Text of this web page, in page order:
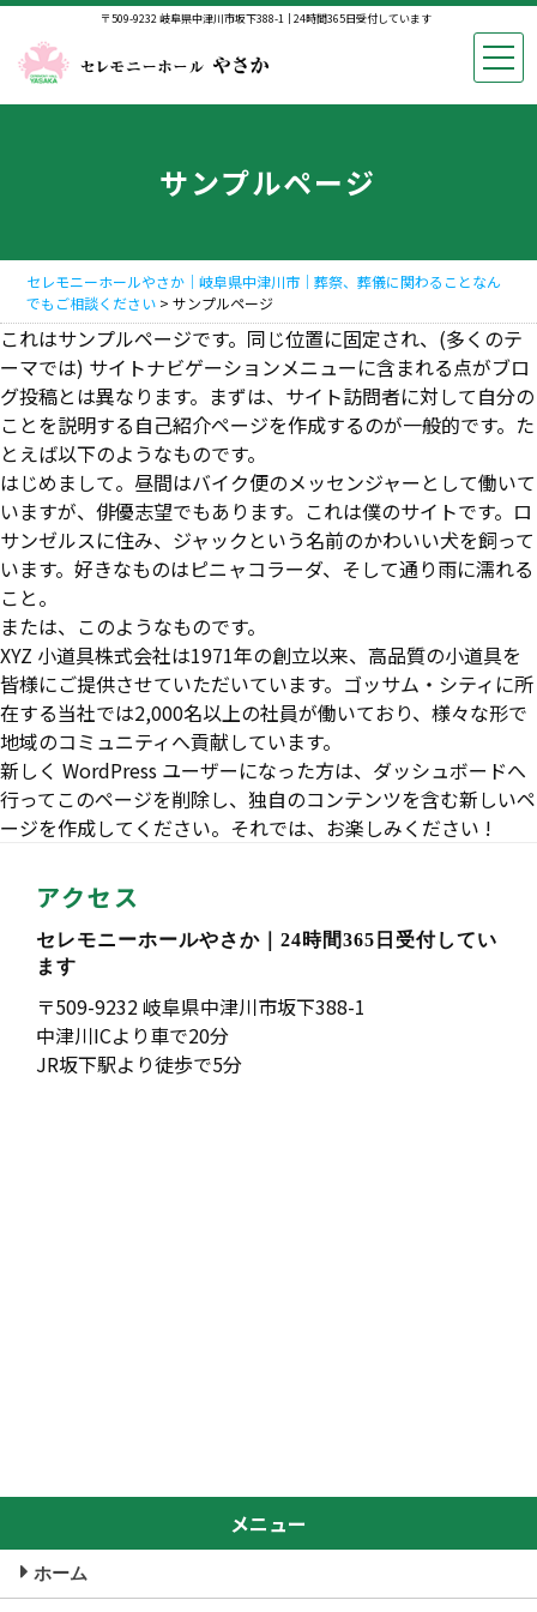
〒509-9232 岐阜県中津川市坂下388-1 24時間365日受付しています
サンプルページ
セレモニーホールやさか｜岐阜県中津川市｜葬祭、葬儀に関わることなん
でもご相談ください >サンプルページ
これはサンプルページです。同じ位置に固定され、(多くのテ
ーマでは) サイトナビゲーションメニューに含まれる点がブロ
グ投稿とは異なります。まずは、サイト訪問者に対して自分の
ことを説明する自己紹介ページを作成するのが一般的です。た
とえば以下のようなものです。
はじめまして。昼間はバイク便のメッセンジャーとして働いて
いますが、俳優志望でもあります。これは僕のサイトです。ロ
サンゼルスに住み、ジャックという名前のかわいい犬を飼って
います。好きなものはピニャコラーダ、そして通り雨に濡れる
こと。
または、このようなものです。
XYZ 小道具株式会社は1971年の創立以来、高品質の小道具を
皆様にご提供させていただいています。ゴッサム・シティに所
在する当社では2,000名以上の社員が働いており、様々な形で
地域のコミュニティへ貢献しています。
新しく WordPress ユーザーになった方は、 ダッシュボードへ
行ってこのページを削除し、独自のコンテンツを含む新しいペ
ージを作成してください。それでは、お楽しみください !
アクセス
セレモニーホールやさか｜24時間365日受付してい
ます
〒509-9232 岐阜県中津川市坂下388-1
中津川ICより車で20分
JR坂下駅より徒歩で5分
メニュー
ホーム